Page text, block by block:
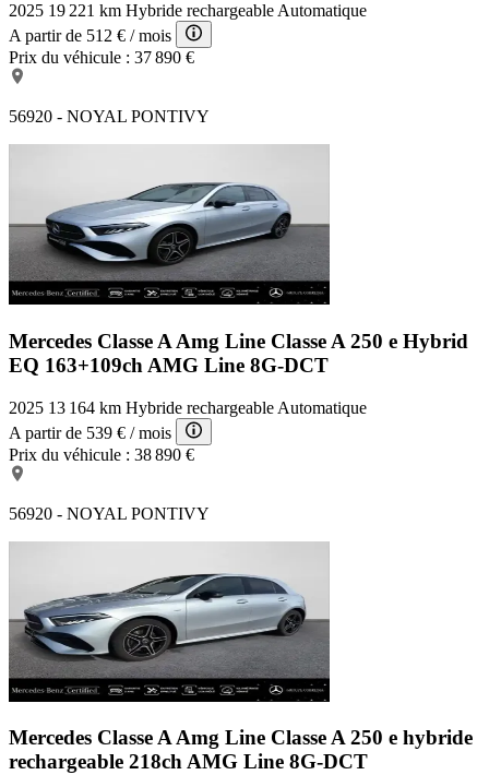
2025 19 221 km Hybride rechargeable Automatique
A partir de 512 € / mois
Prix du véhicule : 37 890 €
56920 - NOYAL PONTIVY
Mercedes Classe A Amg Line Classe A 250 e Hybrid
EQ 163+109ch AMG Line 8G-DCT
2025 13 164 km Hybride rechargeable Automatique
A partir de 539 € / mois
Prix du véhicule : 38 890 €
56920 - NOYAL PONTIVY
Mercedes Classe A Amg Line Classe A 250 e hybride
rechargeable 218ch AMG Line 8G-DCT